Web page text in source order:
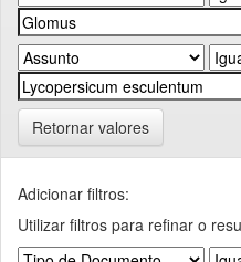
Retornar valores
Adicionar filtros:
Utilizar filtros para refinar o